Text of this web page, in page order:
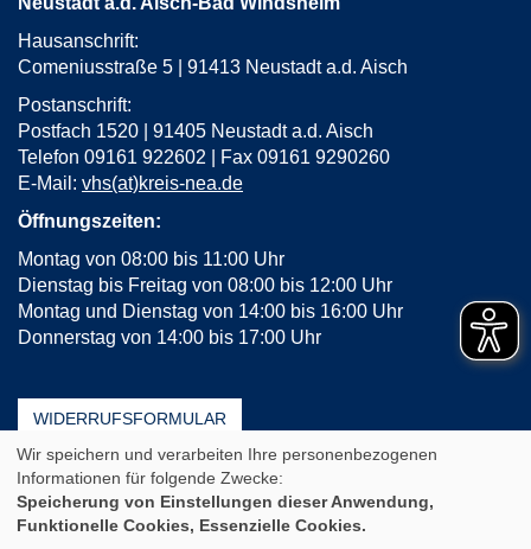
Hausanschrift:
Comeniusstraße 5 | 91413 Neustadt a.d. Aisch
Postanschrift:
Postfach 1520 | 91405 Neustadt a.d. Aisch
Telefon 09161 922602 | Fax 09161 9290260
E-Mail: vhs(at)kreis-nea.de
Öffnungszeiten:
Montag von 08:00 bis 11:00 Uhr
Dienstag bis Freitag von 08:00 bis 12:00 Uhr
Montag und Dienstag von 14:00 bis 16:00 Uhr
Donnerstag von 14:00 bis 17:00 Uhr
WIDERRUFSFORMULAR
AGB Impressum
Erklärung zur Barrierefreiheit
Häufige Fragen (FAQ)
Datenschutz
Cookie Einstellungen
Wir speichern und verarbeiten Ihre personenbezogenen
Informationen für folgende Zwecke:
Speicherung von Einstellungen dieser Anwendung,
Funktionelle Cookies, Essenzielle Cookies.